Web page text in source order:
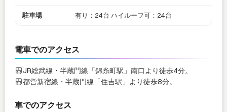
駐車場 有り：24台 ハイルーフ可：24台
電車でのアクセス
JR総武線・半蔵門線「錦糸町駅」南口より徒歩4分。
都営新宿線・半蔵門線「住吉駅」より徒歩8分。
車でのアクセス